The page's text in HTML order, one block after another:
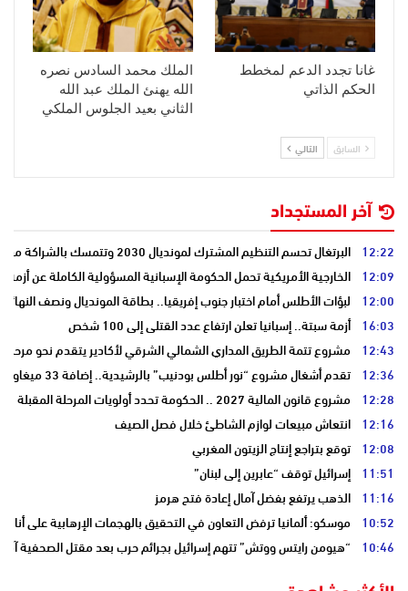
غانا تجدد الدعم لمخطط
الحكم الذاتي
الملك محمد السادس نصره
الله يهنئ الملك عبد الله
الثاني بعيد الجلوس الملكي
السابق التالي
آخر المستجداد
12:22 البرتغال تحسم التنظيم المشترك لمونديال 2030 وتتمسك بالشراكة مع المغرب وإسبانيا
12:09 الخارجية الأمريكية تحمل الحكومة الإسبانية المسؤولية الكاملة عن أزمة
12:00 لبؤات الأطلس أمام اختبار جنوب إفريقيا.. بطاقة المونديال ونصف
16:03 أزمة سبتة.. إسبانيا تعلن ارتفاع عدد القتلى إلى 100 شخص
12:43 مشروع تتمة الطريق المداري الشمالي الشرقي لأكادير يتقدم نحو مرحلة
12:36 تقدم أشغال مشروع “نور أطلس بودنيب” بالرشيدية.. إضافة 33 ميغاوات إلى الشبكة الوطنية
12:28 مشروع قانون المالية 2027 .. الحكومة تحدد أولويات المرحلة المقبلة
12:16 انتعاش مبيعات لوازم الشاطئ خلال فصل الصيف
12:08 توقع بتراجع إنتاج الزيتون المغربي
11:51 إسرائيل توقف “عابرين إلى لبنان”
11:16 الذهب يرتفع بفضل آمال إعادة فتح هرمز
10:52 موسكو: ألمانيا ترفض التعاون في التحقيق بالهجمات الإرهابية على
10:46 “هيومن رايتس ووتش” تتهم إسرائيل بجرائم حرب بعد مقتل الصحفية